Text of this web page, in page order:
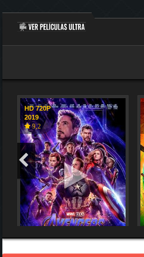
HD 720P
2019
9,2